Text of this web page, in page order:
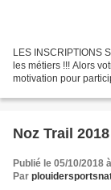
LES INSCRIPTIONS
les métiers !!! Alors
motivation pour
Noz Trail
Publié le 05/10/2018
Par